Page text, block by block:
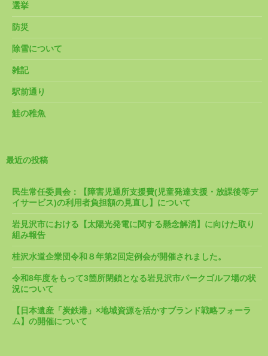
選挙
防災
除雪について
雑記
駅前通り
鮭の稚魚
最近の投稿
民生常任委員会：【障害児通所支援費(児童発達支援・放課後等デ
イサービス)の利用者負担額の見直し】について
岩見沢市における【太陽光発電に関する懸念解消】に向けた取り
組み報告
桂沢水道企業団令和８年第2回定例会が開催されました。
令和8年度をもって3箇所閉鎖となる岩見沢市パークゴルフ場の状
況について
【日本遺産「炭鉄港」×地域資源を活かすブランド戦略フォーラ
ム】の開催について